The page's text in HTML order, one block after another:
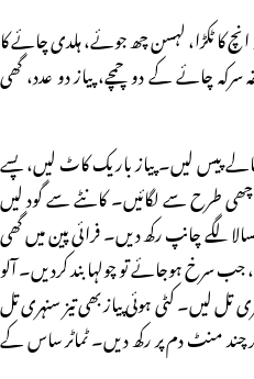
کا ٹکڑا، لہسن چھ جوئے، ہلدی چائے کا
چائے کے دو چمچے، پیاز دو عدد، گھی
پیس لیں۔ پیاز باریک کاٹ لیں، پسے
طرح سے لگائیں۔ کانٹے سے گود لیں
لگے چانپ رکھ دیں۔ فرائی پین میں گھی
سرخ ہوجائے تو چولہا بند کردیں۔ آلو
لیں۔ کٹی ہوئی پیاز بھی تیز سنہری تل
چند منٹ دم پر رکھ دیں۔ ٹماٹر ساس کے